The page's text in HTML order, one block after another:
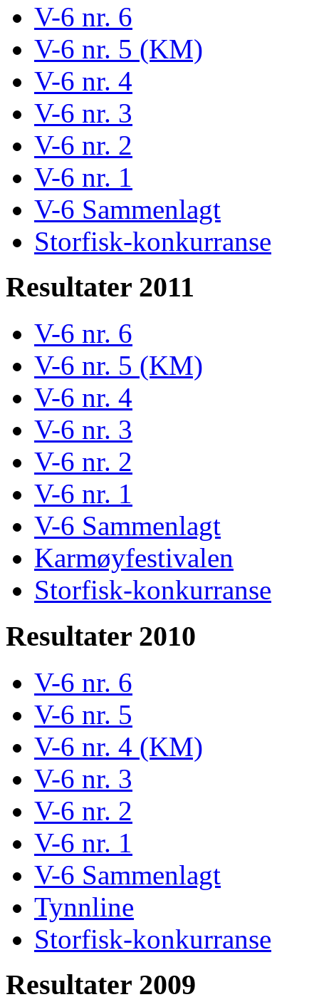
V-6 nr. 6
V-6 nr. 5 (KM)
V-6 nr. 4
V-6 nr. 3
V-6 nr. 2
V-6 nr. 1
V-6 Sammenlagt
Storfisk-konkurranse
Resultater 2011
V-6 nr. 6
V-6 nr. 5 (KM)
V-6 nr. 4
V-6 nr. 3
V-6 nr. 2
V-6 nr. 1
V-6 Sammenlagt
Karmøyfestivalen
Storfisk-konkurranse
Resultater 2010
V-6 nr. 6
V-6 nr. 5
V-6 nr. 4 (KM)
V-6 nr. 3
V-6 nr. 2
V-6 nr. 1
V-6 Sammenlagt
Tynnline
Storfisk-konkurranse
Resultater 2009